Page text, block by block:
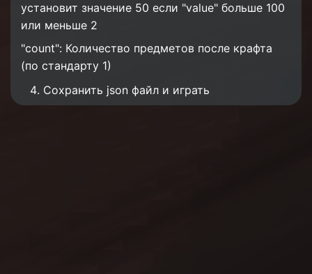
установит значение 50 если "value" больше 100
или меньше 2
"count": Количество предметов после крафта
(по стандарту 1)
Сохранить json файл и играть